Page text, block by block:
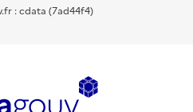
: cdata (7ad44f4)